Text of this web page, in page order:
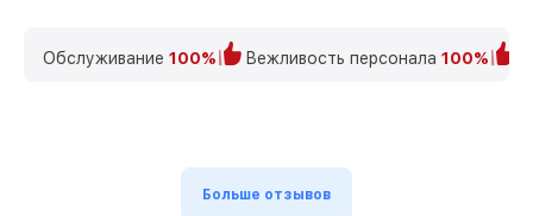
Обслуживание 100% Вежливость персонала 100%
Больше отзывов